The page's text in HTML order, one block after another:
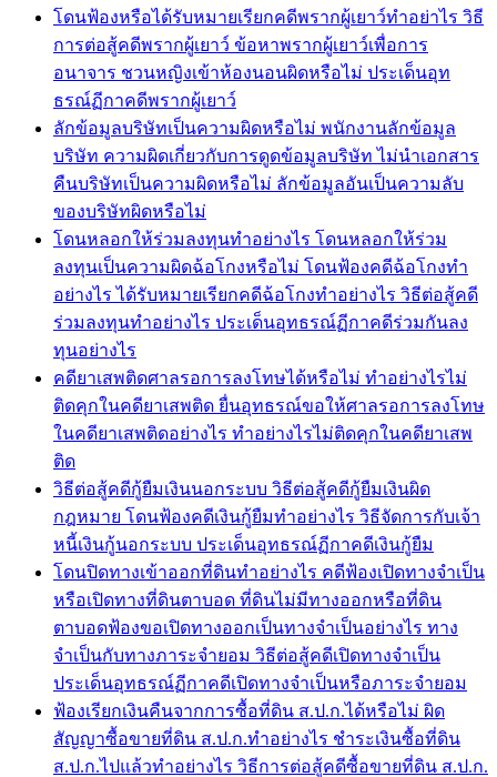
โดนฟ้องหรือได้รับหมายเรียกคดีพรากผู้เยาว์ทำอย่าไร วิธี
การต่อสู้คดีพรากผู้เยาว์ ข้อหาพรากผู้เยาว์เพื่อการ
อนาจาร ชวนหญิงเข้าห้องนอนผิดหรือไม่ ประเด็นอุท
ธรณ์ฏีกาคดีพรากผู้เยาว์
ลักข้อมูลบริษัทเป็นความผิดหรือไม่ พนักงานลักข้อมูล
บริษัท ความผิดเกี่ยวกับการดูดข้อมูลบริษัท ไม่นำเอกสาร
คืนบริษัทเป็นความผิดหรือไม่ ลักข้อมูลอันเป็นความลับ
ของบริษัทผิดหรือไม่
โดนหลอกให้ร่วมลงทุนทำอย่างไร โดนหลอกให้ร่วม
ลงทุนเป็นความผิดฉ้อโกงหรือไม่ โดนฟ้องคดีฉ้อโกงทำ
อย่างไร ได้รับหมายเรียกคดีฉ้อโกงทำอย่างไร วิธีต่อสู้คดี
ร่วมลงทุนทำอย่างไร ประเด็นอุทธรณ์ฏีกาคดีร่วมกันลง
ทุนอย่างไร
คดียาเสพติดศาลรอการลงโทษได้หรือไม่ ทำอย่างไรไม่
ติดคุกในคดียาเสพติด ยื่นอุทธรณ์ขอให้ศาลรอการลงโทษ
ในคดียาเสพติดอย่างไร ทำอย่างไรไม่ติดคุกในคดียาเสพ
ติด
วิธีต่อสู้คดีกู้ยืมเงินนอกระบบ วิธีต่อสู้คดีกู้ยืมเงินผิด
กฎหมาย โดนฟ้องคดีเงินกู้ยืมทำอย่างไร วิธีจัดการกับเจ้า
หนี้เงินกู้นอกระบบ ประเด็นอุทธรณ์ฏีกาคดีเงินกู้ยืม
โดนปิดทางเข้าออกที่ดินทำอย่างไร คดีฟ้องเปิดทางจำเป็น
หรือเปิดทางที่ดินตาบอด ที่ดินไม่มีทางออกหรือที่ดิน
ตาบอดฟ้องขอเปิดทางออกเป็นทางจำเป็นอย่างไร ทาง
จำเป็นกับทางภาระจำยอม วิธีต่อสู้คดีเปิดทางจำเป็น
ประเด็นอุทธรณ์ฏีกาคดีเปิดทางจำเป็นหรือภาระจำยอม
ฟ้องเรียกเงินคืนจากการซื้อที่ดิน ส.ป.ก.ได้หรือไม่ ผิด
สัญญาซื้อขายที่ดิน ส.ป.ก.ทำอย่างไร ชำระเงินซื้อที่ดิน
ส.ป.ก.ไปแล้วทำอย่างไร วิธีการต่อสู้คดีซื้อขายที่ดิน ส.ป.ก.